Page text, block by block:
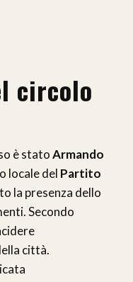
circolo
è statoArmando
locale del Partito
la presenza dello
Secondo
città.